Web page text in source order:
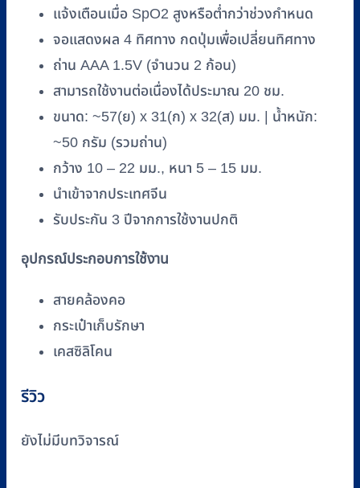
แจ้งเตือนเมื่อ SpO2 สูงหรือต่ำกว่าช่วงกำหนด
จอแสดงผล 4 ทิศทาง กดปุ่มเพื่อเปลี่ยนทิศทาง
ถ่าน AAA 1.5V (จำนวน 2 ก้อน)
สามารถใช้งานต่อเนื่องได้ประมาณ 20 ชม.
ขนาด: ~57(ย) x 31(ก) x 32(ส) มม. | น้ำหนัก:
~50 กรัม (รวมถ่าน)
กว้าง 10 – 22 มม., หนา 5 – 15 มม.
นำเข้าจากประเทศจีน
รับประกัน 3 ปีจากการใช้งานปกติ
อุปกรณ์ประกอบการใช้งาน
สายคล้องคอ
กระเป๋าเก็บรักษา
เคสซิลิโคน
รีวิว
ยังไม่มีบทวิจารณ์